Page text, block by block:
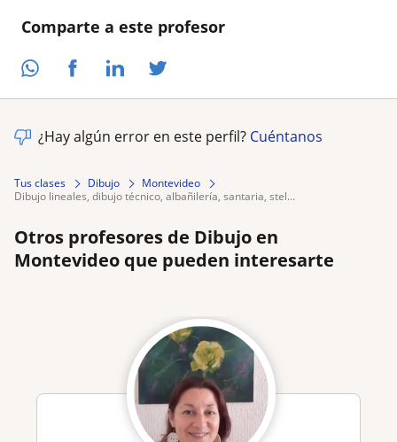
Comparte a este profesor
¿Hay algún error en este perfil? Cuéntanos
Tus clases Dibujo
Montevideo
dibujo lineales, dibujo técnico, albañilería, santaria, stel...
Otros profesores de Dibujo en
Montevideo que pueden interesarte